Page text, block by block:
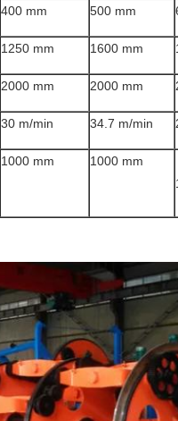
400 mm 500 mm
1250 mm 1600 mm
2000 mm 2000 mm
30 m/min 34.7 m/min
1000 mm
1000 mm